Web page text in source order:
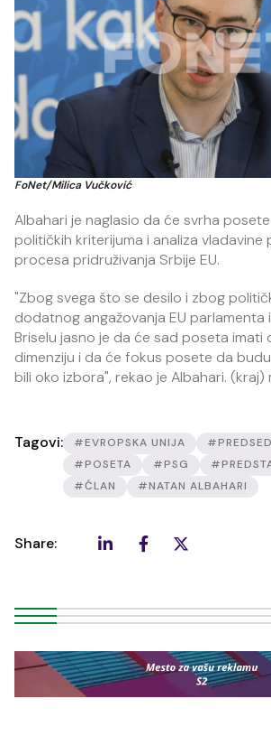
FoNet/Milica Vučković
Albahari je naglasio da će svrha
političkih kriterijuma i analiza vladavine
procesa pridruživanja Srbije EU.
"Zbog svega što se desilo i zbog
dodatnog angažovanja EU
Briselu jasno je da će sad poseta imati
dimenziju i da će fokus posete da
bili oko izbora", rekao je Albahari. (kraj)
Tagovi: #EVROPSKA UNIJA
#POSETA
#PSG
#ĆLAN
#NATAN ALBAHARI
Share: